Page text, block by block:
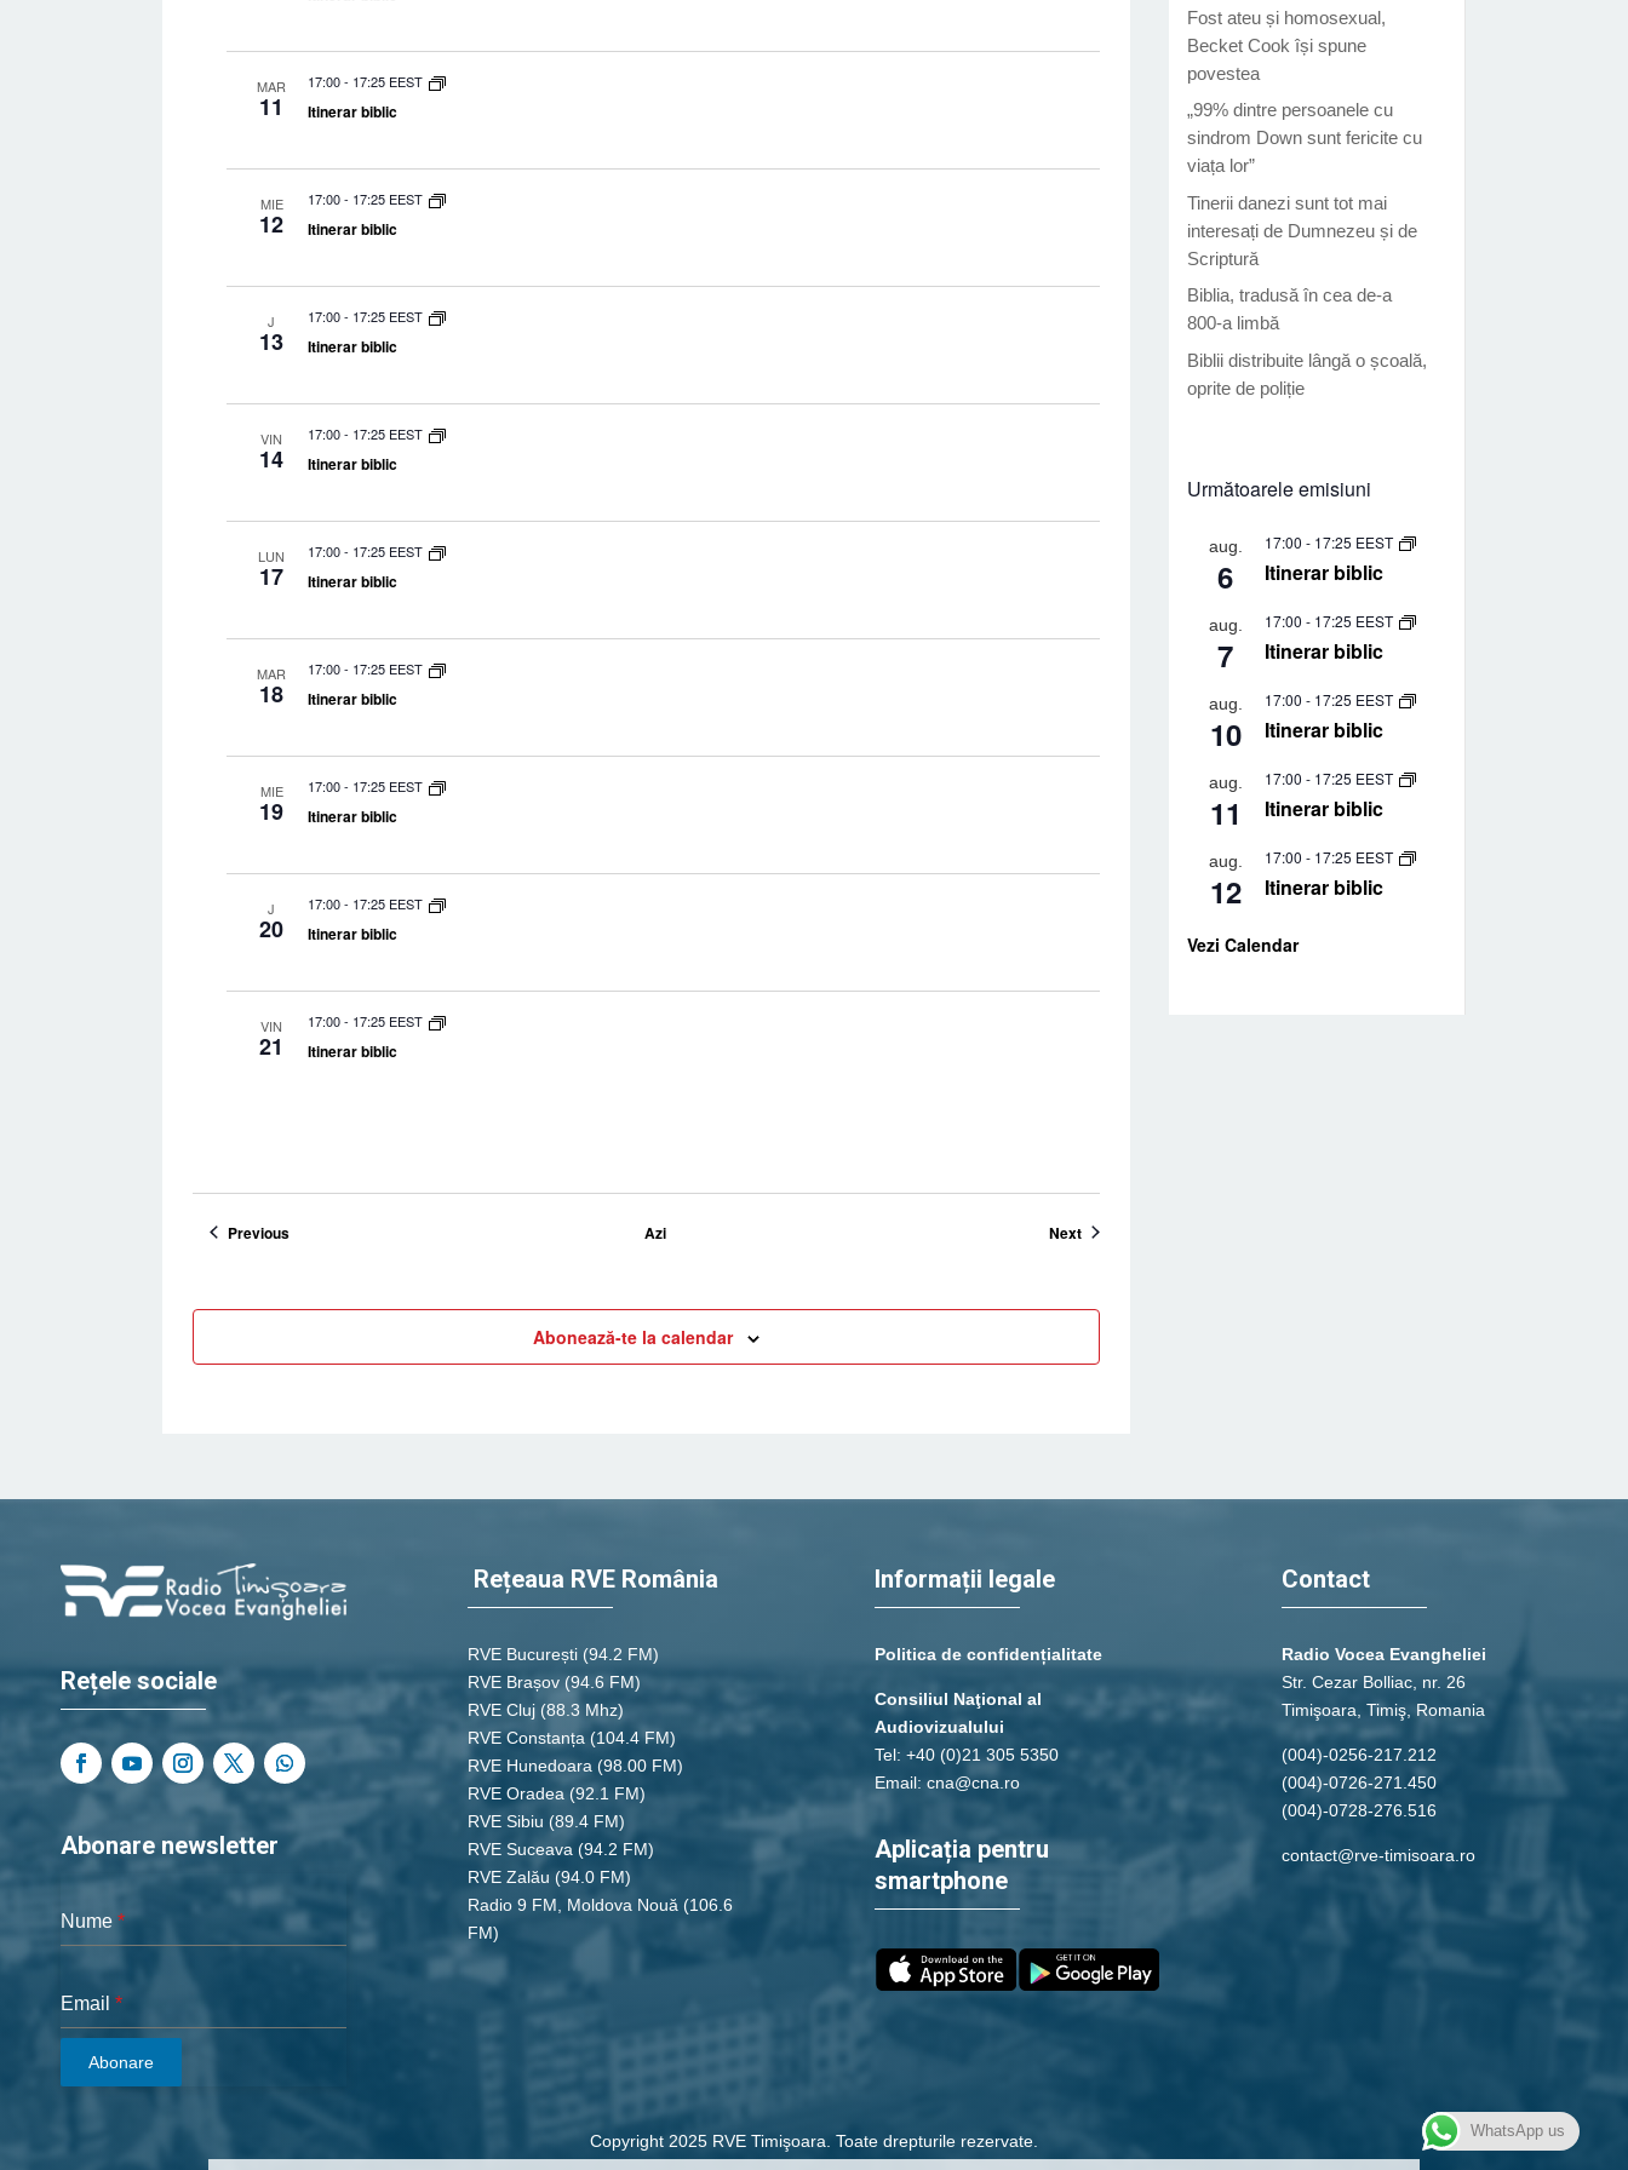
MAR
11
17:00- 17:25 EEST
Itinerar biblic
MIE
12
17:00- 17:25 EEST
Itinerar biblic
J
13
17:00- 17:25 EEST
Itinerar biblic
VIN
14
17:00- 17:25 EEST
Itinerar biblic
LUN
17
17:00- 17:25 EEST
Itinerar biblic
MAR
18
17:00- 17:25 EEST
Itinerar biblic
MIE
19
17:00- 17:25 EEST
Itinerar biblic
J
20
17:00- 17:25 EEST
Itinerar biblic
VIN
21
17:00- 17:25 EEST
Itinerar biblic
PreviousEvenimente Azi NextEvenimente
Abonează-te la calendar
Fost ateu și homosexual,
Becket Cook își spune
povestea
„99% dintre persoanele cu
sindrom Down sunt fericite cu
viața lor”
Tinerii danezi sunt tot mai
interesați de Dumnezeu și de
Scriptură
Biblia, tradusă în cea de-a
800-a limbă
Biblii distribuite lângă o școală,
oprite de poliție
Următoarele emisiuni
aug.
6
17:00 - 17:25 EEST
Itinerar biblic
aug.
7
17:00 - 17:25 EEST
Itinerar biblic
aug.
10
17:00 - 17:25 EEST
Itinerar biblic
aug.
11
17:00 - 17:25 EEST
Itinerar biblic
aug.
12
17:00 - 17:25 EEST
Itinerar biblic
Vezi Calendar
Rețele sociale
Abonare newsletter
Nume *
Email *
Abonare
Rețeaua RVE România
RVE București (94.2 FM)
RVE Brașov (94.6 FM)
RVE Cluj (88.3 Mhz)
RVE Constanța (104.4 FM)
RVE Hunedoara (98.00 FM)
RVE Oradea (92.1 FM)
RVE Sibiu (89.4 FM)
RVE Suceava (94.2 FM)
RVE Zalău (94.0 FM)
Radio 9 FM, Moldova Nouă (106.6
FM)
Informații legale
Politica de confidențialitate
Consiliul Naţional al
Audiovizualului
Tel: +40 (0)21 305 5350
Email: cna@cna.ro
Aplicația pentru
smartphone
Contact
Radio Vocea Evangheliei
Str. Cezar Bolliac, nr. 26
Timişoara, Timiş, Romania
(004)-0256-217.212
(004)-0726-271.450
(004)-0728-276.516
contact@rve-timisoara.ro
Copyright 2025 RVE Timişoara. Toate drepturile rezervate.
WhatsApp us